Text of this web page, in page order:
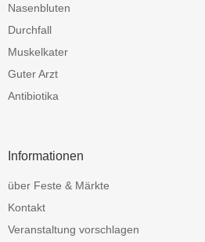
Nasenbluten
Durchfall
Muskelkater
Guter Arzt
Antibiotika
Informationen
über Feste & Märkte
Kontakt
Veranstaltung vorschlagen